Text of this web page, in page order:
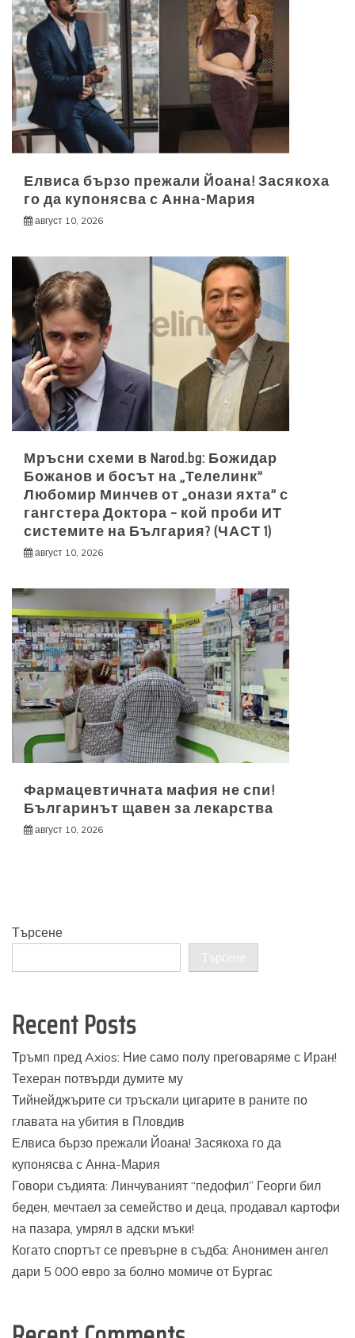
Елвиса бързо прежали Йоана! Засякоха
го да купонясва с Анна-Мария
август 10, 2026
Мръсни схеми в Narod.bg: Божидар
Божанов и босът на „Телелинк”
Любомир Минчев от „онази яхта” с
гангстера Доктора – кой проби ИТ
системите на България? (ЧАСТ 1)
август 10, 2026
Фармацевтичната мафия не спи!
Българинът щавен за лекарства
август 10, 2026
Търсене
Търсене
Recent Posts
Тръмп пред Axios: Ние само полу преговаряме с Иран!
Техеран потвърди думите му
Тийнейджърите си тръскали цигарите в раните по
главата на убития в Пловдив
Елвиса бързо прежали Йоана! Засякоха го да
купонясва с Анна-Мария
Говори съдията: Линчуваният “педофил” Георги бил
беден, мечтаел за семейство и деца, продавал картофи
на пазара, умрял в адски мъки!
Когато спортът се превърне в съдба: Анонимен ангел
дари 5 000 евро за болно момиче от Бургас